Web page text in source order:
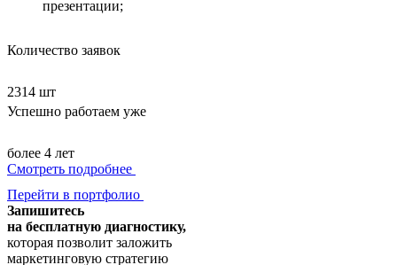
презентации;
Количество заявок
2314 шт
Успешно работаем уже
более 4 лет
Смотреть подробнее
Перейти в портфолио
Запишитесь
на бесплатную диагностику,
которая позволит заложить
маркетинговую стратегию